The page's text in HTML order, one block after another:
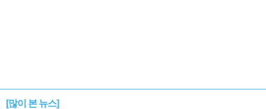
[많이 본 뉴스]